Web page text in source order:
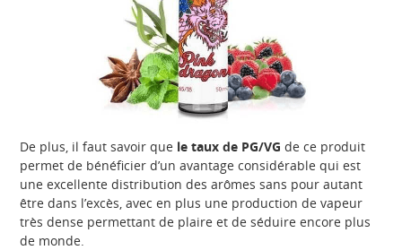
De plus, il faut savoir que le taux de PG/VG de ce produit
permet de bénéficier d’un avantage considérable qui est
une excellente distribution des arômes sans pour autant
être dans l’excès, avec en plus une production de vapeur
très dense permettant de plaire et de séduire encore plus
de monde.